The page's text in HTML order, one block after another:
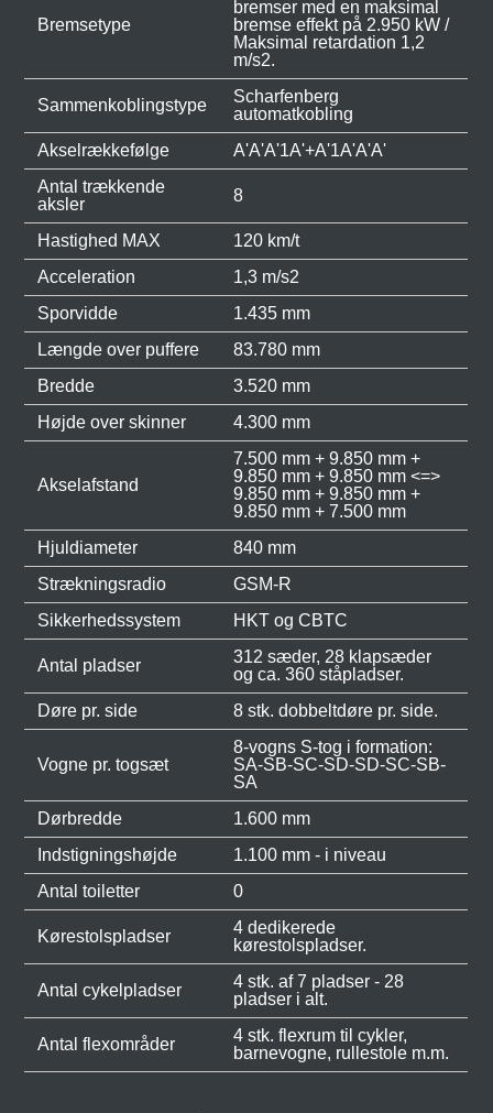
Bremsetype
bremser med en maksimal
bremse effekt på 2.950 kW /
Maksimal retardation 1,2
m/s2.
Sammenkoblingstype
Scharfenberg
automatkobling
Akselrækkefølge
A'A'A'1A'+A'1A'A'A'
Antal trækkende
aksler
8
Hastighed MAX
120 km/t
Acceleration
1,3 m/s2
Sporvidde
1.435 mm
Længde over puffere
83.780 mm
Bredde
3.520 mm
Højde over skinner
4.300 mm
Akselafstand
7.500 mm + 9.850 mm +
9.850 mm + 9.850 mm <=>
9.850 mm + 9.850 mm +
9.850 mm + 7.500 mm
Hjuldiameter
840 mm
Strækningsradio
GSM-R
Sikkerhedssystem
HKT og CBTC
Antal pladser
312 sæder, 28 klapsæder
og ca. 360 ståpladser.
Døre pr. side
8 stk. dobbeltdøre pr. side.
Vogne pr. togsæt
8-vogns S-tog i formation:
SA-SB-SC-SD-SD-SC-SB-
SA
Dørbredde
1.600 mm
Indstigningshøjde
1.100 mm - i niveau
Antal toiletter
0
Kørestolspladser
4 dedikerede
kørestolspladser.
Antal cykelpladser
4 stk. af 7 pladser - 28
pladser i alt.
Antal flexområder
4 stk. flexrum til cykler,
barnevogne, rullestole m.m.